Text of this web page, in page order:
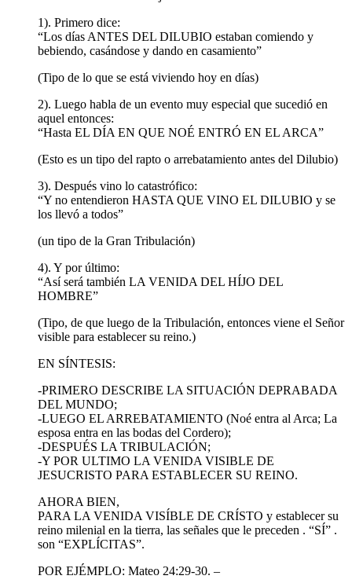
1). Primero dice:
“Los días ANTES DEL DILUBIO estaban comiendo y
bebiendo, casándose y dando en casamiento”
(Tipo de lo que se está viviendo hoy en días)
2). Luego habla de un evento muy especial que sucedió en
aquel entonces:
“Hasta EL DÍA EN QUE NOÉ ENTRÓ EN EL ARCA”
(Esto es un tipo del rapto o arrebatamiento antes del Dilubio)
3). Después vino lo catastrófico:
“Y no entendieron HASTA QUE VINO EL DILUBIO y se
los llevó a todos”
(un tipo de la Gran Tribulación)
4). Y por último:
“Así será también LA VENIDA DEL HÍJO DEL
HOMBRE”
(Tipo, de que luego de la Tribulación, entonces viene el Señor
visible para establecer su reino.)
EN SÍNTESIS:
-PRIMERO DESCRIBE LA SITUACIÓN DEPRABADA
DEL MUNDO;
-LUEGO EL ARREBATAMIENTO (Noé entra al Arca; La
esposa entra en las bodas del Cordero);
-DESPUÉS LA TRIBULACIÓN;
-Y POR ULTIMO LA VENIDA VISIBLE DE
JESUCRISTO PARA ESTABLECER SU REINO.
AHORA BIEN,
PARA LA VENIDA VISÍBLE DE CRÍSTO y establecer su
reino milenial en la tierra, las señales que le preceden . “SÍ” .
son “EXPLÍCITAS”.
POR EJÉMPLO: Mateo 24:29-30. –